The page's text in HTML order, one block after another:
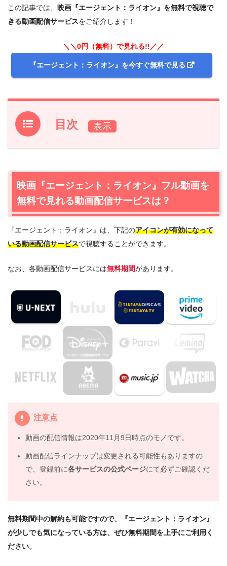
この記事では、 映画『エージェント：ライオン』を無料で視聴で
きる動画配信サービスをご紹介します！
＼＼0円（無料）で見れる!!／／
『エージェント：ライオン』を今すぐ無料で見る
目次
1.映画『エージェント：ライオン』フル動画を無料で見れ
が一番おすすめ
1.2映画『エージェント：ライオン』を動画配信＆宅配レン
タルで楽しめるTSUTAYA TVもおすすめ
2.映画『エージェント：ライオン』作品情報
2.1映画『エージェント：ライオン』あらすじ
映画『エージェント：ライオン』を見たい人におすすめ
の関連作品
3.1『SPY/スパイ』（2015年）
3.2『エージェント・ウルトラ』（2015年）
3.3 『シャッターアイランド』（2009年）
4.映画『エージェント：ライオン』の動画はDailymotion
やPandoraではなく、配信サービスで安全に見よう
め
映画『エージェント：ライオン』フル動画を
無料で見れる動画配信サービスは？
『エージェント：ライオン』は、下記のアイコンが有効になって
いる動画配信サービスで視聴することができます。
なお、各動画配信サービスには無料期間があります。
注意点
動画の配信情報は2020年11月9日時点のモノです。
動画配信ラインナップは変更される可能性もありますの
で、登録前に各サービスの公式ページにて必ずご確認くだ
さい。
無料期間中の解約も可能ですので、『エージェント：ライオン』
が少しでも気になっている方は、ぜひ無料期間を上手にご利用く
ださい。